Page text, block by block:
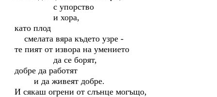
с упорство
и хора,
като плод
смелата вяра където узре -
те пият от извора на умението
да се борят,
добре да работят
и да живеят добре.
И сякаш огрени от слънце могъщо,